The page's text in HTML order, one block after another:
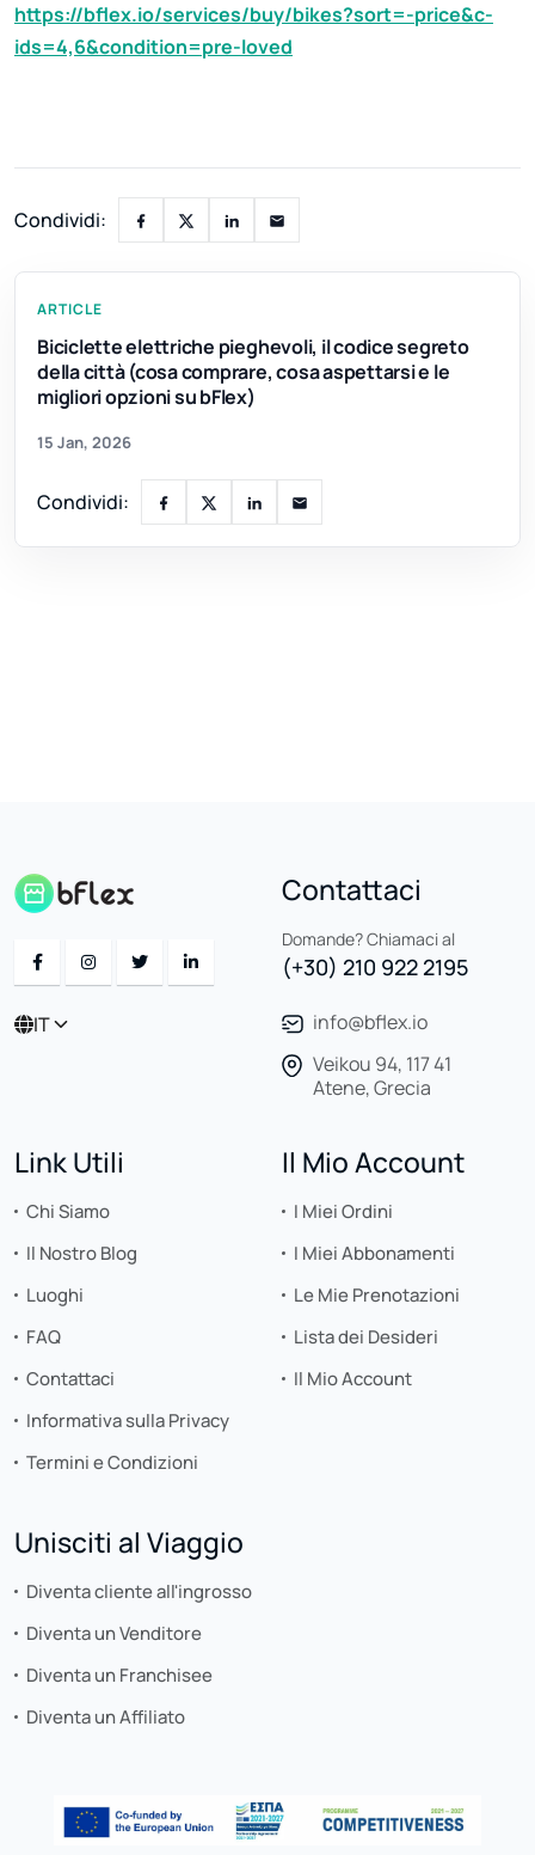
https://bflex.io/services/buy/bikes?sort=-price&c-
ids=4,6&condition=pre-loved
Condividi:
ARTICLE
Biciclette elettriche pieghevoli, il codice segreto
della città (cosa comprare, cosa aspettarsi e le
migliori opzioni su bFlex)
15 Jan, 2026
Condividi:
IT
Contattaci
Domande? Chiamaci al
(+30) 210 922 2195
info@bflex.io
Veikou 94, 117 41
Atene, Grecia
Link Utili
Chi Siamo
Il Nostro Blog
Luoghi
FAQ
Contattaci
Informativa sulla Privacy
Termini e Condizioni
Il Mio Account
I Miei Ordini
I Miei Abbonamenti
Le Mie Prenotazioni
Lista dei Desideri
Il Mio Account
Unisciti al Viaggio
Diventa cliente all'ingrosso
Diventa un Venditore
Diventa un Franchisee
Diventa un Affiliato